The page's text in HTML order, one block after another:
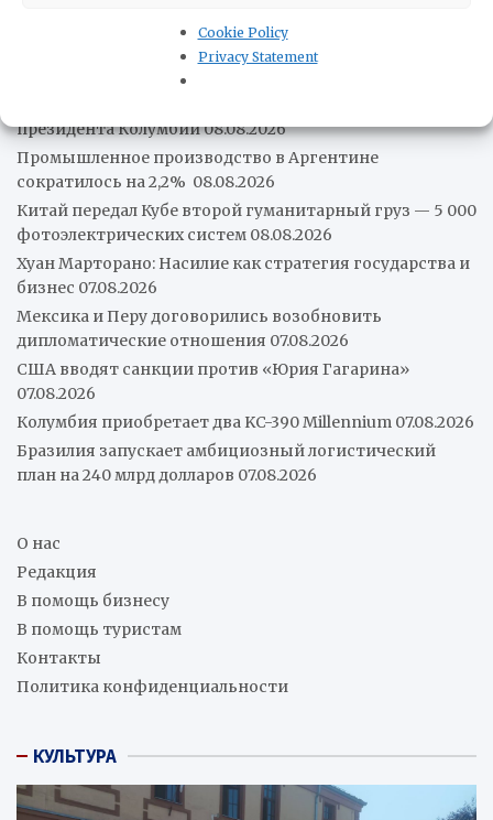
Cookie Policy
Privacy Statement
Умер Хорхе Месси, отец Лионеля Месси
Трамп в поисках кубинских коллаборационистов
президента Колумбии08.08.2026
Промышленное производство в Аргентине
сократилось на 2,2% 08.08.2026
Китай передал Кубе второй гуманитарный груз — 5 000
фотоэлектрических систем 08.08.2026
Хуан Марторано: Насилие как стратегия государства и
бизнес 07.08.2026
Мексика и Перу договорились возобновить
дипломатические отношения 07.08.2026
США вводят санкции против «Юрия Гагарина»
07.08.2026
Колумбия приобретает два KC-390 Millennium 07.08.2026
Бразилия запускает амбициозный логистический
план на 240 млрд долларов 07.08.2026
О нас
Редакция
В помощь бизнесу
В помощь туристам
Контакты
Политика конфиденциальности
КУЛЬТУРА